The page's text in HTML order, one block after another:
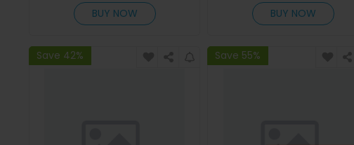
BUY NOW
BUY NOW
Save 42% Save 55%